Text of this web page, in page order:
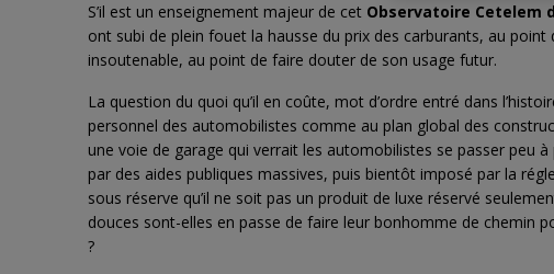
S’il est un enseignement majeur de cet Observatoire Cetelem
ont subi de plein fouet la hausse du prix des carburants, au point
insoutenable, au point de faire douter de son usage futur.
La question du quoi qu’il en coûte, mot d’ordre entré dans
personnel des automobilistes comme au plan global des
une voie de garage qui verrait les automobilistes se passer peu
par des aides publiques massives, puis bientôt imposé par la
sous réserve qu’il ne soit pas un produit de luxe réservé
douces sont-elles en passe de faire leur bonhomme de chemin
?